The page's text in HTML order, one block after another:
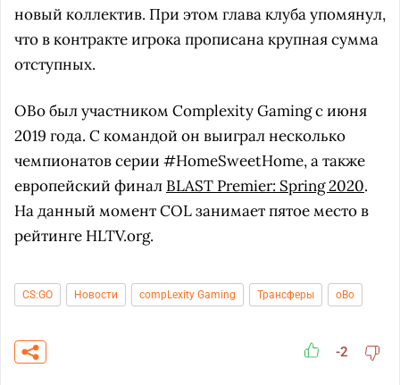
новый коллектив. При этом глава клуба упомянул,
что в контракте игрока прописана крупная сумма
отступных.
OBo был участником Complexity Gaming с июня
2019 года. С командой он выиграл несколько
чемпионатов серии #HomeSweetHome, а также
европейский финал BLAST Premier: Spring 2020.
На данный момент COL занимает пятое место в
рейтинге HLTV.org.
CS:GO Новости compLexity Gaming Трансферы oBo
-2